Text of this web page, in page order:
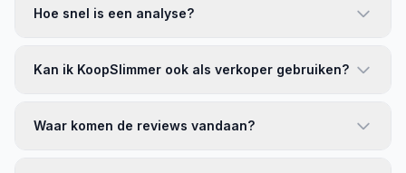
Hoe snel is een analyse?
Kan ik KoopSlimmer ook als verkoper gebruiken?
Waar komen de reviews vandaan?